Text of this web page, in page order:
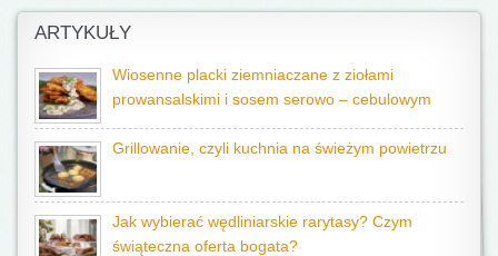
ARTYKUŁY
Wiosenne placki ziemniaczane z ziołami
prowansalskimi i sosem serowo – cebulowym
Grillowanie, czyli kuchnia na świeżym powietrzu
Jak wybierać wędliniarskie rarytasy? Czym
świąteczna oferta bogata?